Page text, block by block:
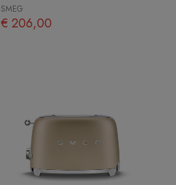
SMEG
€ 206,00